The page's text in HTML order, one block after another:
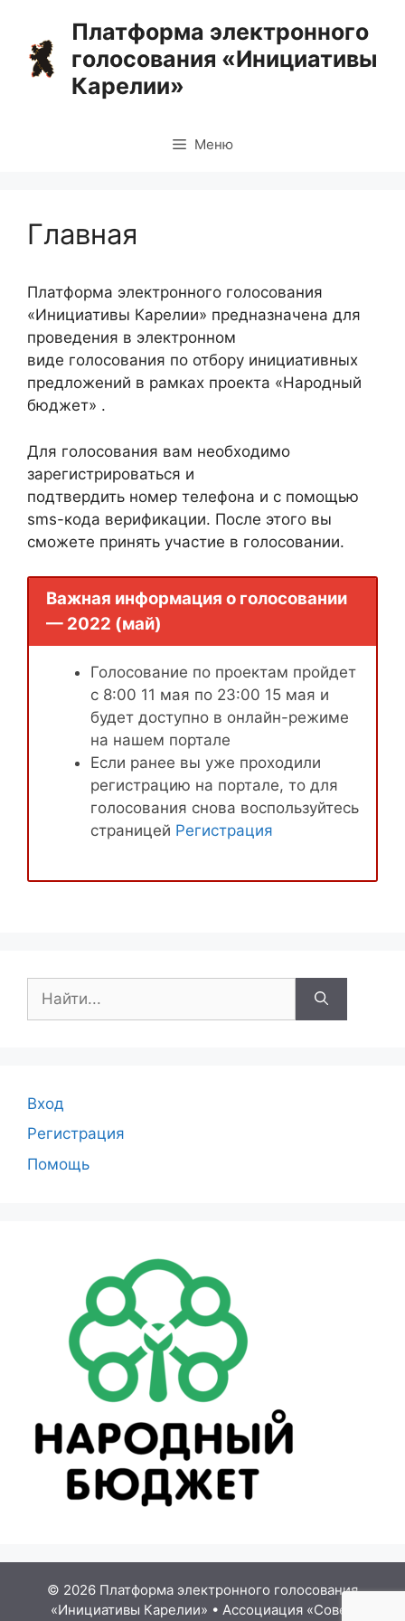
содержимому
Платформа электронного
голосования «Инициативы
Карелии»
Меню
Главная
Платформа электронного голосования
«Инициативы Карелии» предназначена для
проведения в электронном
виде голосования по отбору инициативных
предложений в рамках проекта «Народный
бюджет» .
Для голосования вам необходимо
зарегистрироваться и
подтвердить номер телефона и с помощью
sms-кода верификации. После этого вы
сможете принять участие в голосовании.
Важная информация о голосовании
— 2022 (май)
Голосование по проектам пройдет
с 8:00 11 мая по 23:00 15 мая и
будет доступно в онлайн-режиме
на нашем портале
Если ранее вы уже проходили
регистрацию на портале, то для
голосования снова воспользуйтесь
страницей Регистрация
Вход
Регистрация
Помощь
© 2026 Платформа электронного голосования
«Инициативы Карелии» • Ассоциация «Совет